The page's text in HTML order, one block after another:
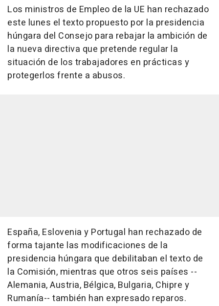
Los ministros de Empleo de la UE han rechazado
este lunes el texto propuesto por la presidencia
húngara del Consejo para rebajar la ambición de
la nueva directiva que pretende regular la
situación de los trabajadores en prácticas y
protegerlos frente a abusos.
España, Eslovenia y Portugal han rechazado de
forma tajante las modificaciones de la
presidencia húngara que debilitaban el texto de
la Comisión, mientras que otros seis países --
Alemania, Austria, Bélgica, Bulgaria, Chipre y
Rumanía-- también han expresado reparos.